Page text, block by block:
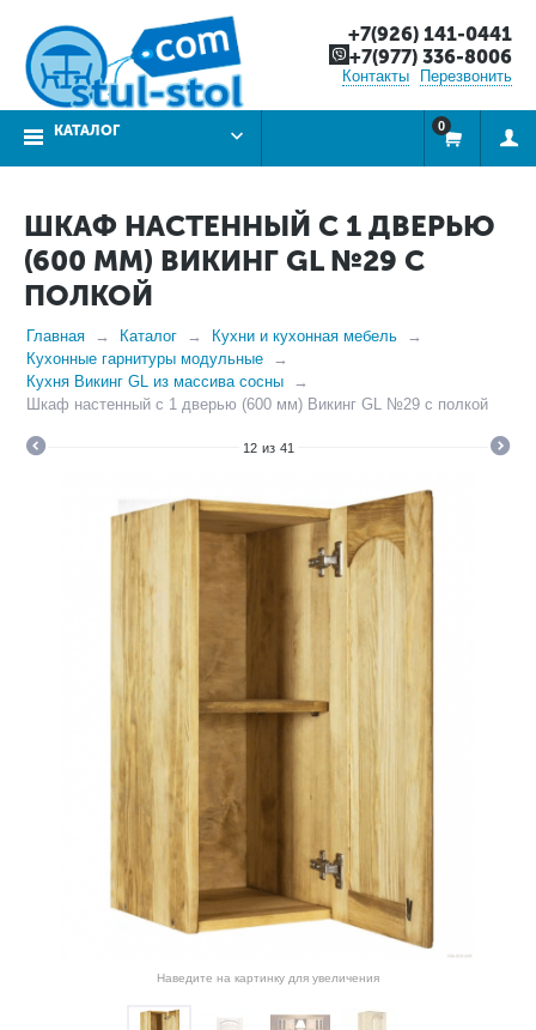
+7(926) 141-0441
+7(977) 336-8006
Контакты Перезвонить
КАТАЛОГ 0
ШКАФ НАСТЕННЫЙ С 1 ДВЕРЬЮ
(600 ММ) ВИКИНГ GL №29 С
ПОЛКОЙ
Главная Каталог
Кухни и кухонная мебель
Кухонные гарнитуры модульные
Кухня Викинг GL из массива сосны
Шкаф настенный с 1 дверью (600 мм) Викинг GL №29 с полкой
12 из 41
Наведите на картинку для увеличения